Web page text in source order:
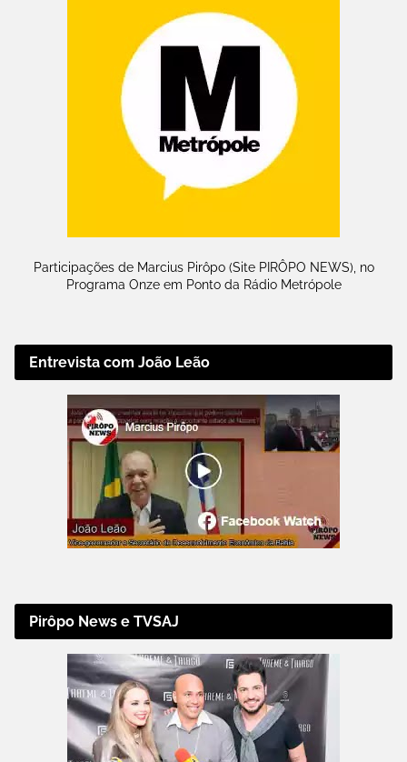
Participações de Marcius Pirôpo (Site PIRÔPO NEWS), no
Programa Onze em Ponto da Rádio Metrópole
Entrevista com João Leão
Pirôpo News e TVSAJ